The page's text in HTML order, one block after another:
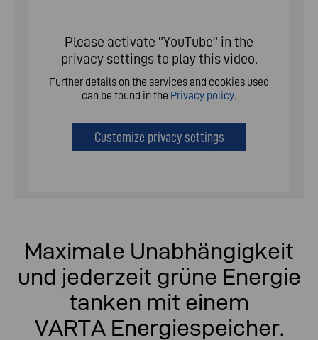
Please activate "YouTube" in the
privacy settings to play this video.
Further details on the services and cookies used
can be found in the Privacy policy.
Customize privacy settings
Maximale Unabhängigkeit
und jederzeit grüne Energie
tanken mit einem
VARTA Energiespeicher.